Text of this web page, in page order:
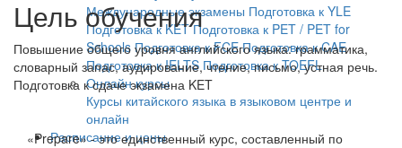
Международные экзамены Подготовка к YLE
Подготовка к KET Подготовка к PET / PET for
Schools Подготовка к FCE Подготовка к CAE
Подготовка к IELTS Подготовка к TOEFL
Онлайн курсы
Курсы китайского языка в языковом центре и
онлайн
Расписание и цены
Цель обучения
Повышение общего уровня английского языка: грамматика,
словарный запас, аудирование, чтение, письмо, устная речь.
Подготовка к сдаче экзамена KET
«Prepare» - это единственный курс, составленный по